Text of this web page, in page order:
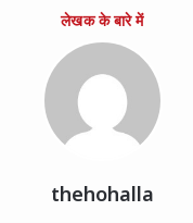
thehohalla